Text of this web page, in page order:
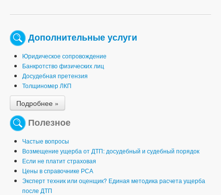
Дополнительные услуги
Юридическое сопровождение
Банкротство физических лиц
Досудебная претензия
Толщиномер ЛКП
Подробнее »
Полезное
Частые вопросы
Возмещение ущерба от ДТП: досудебный и судебный порядок
Если не платит страховая
Цены в справочнике РСА
Эксперт техник или оценщик? Единая методика расчета ущерба
после ДТП